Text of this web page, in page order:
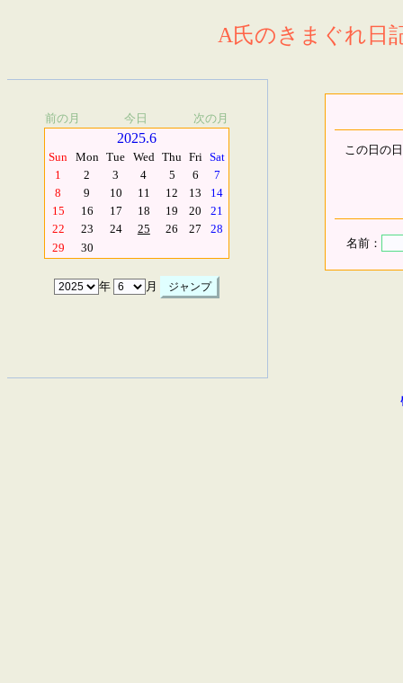
A氏のきまぐれ日
前の月 今日 次の月
2025.6
Sun Mon Tue Wed Thu Fri Sat
1
2 3 4 5 6
7
8
9 10 11 12 13
14
15
16 17 18 19 20
21
22
23 24 25 26 27
28
29
30
年 月
この日の
名前：